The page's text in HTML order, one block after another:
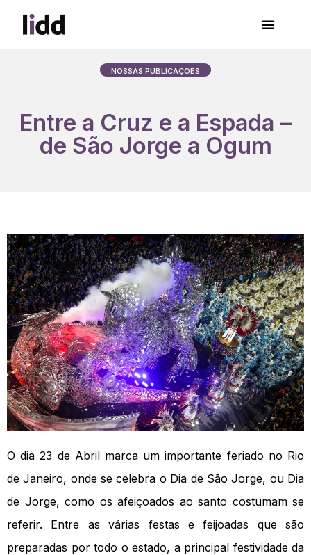
NOSSAS PUBLICAÇÕES
Entre a Cruz e a Espada –
de São Jorge a Ogum
O dia 23 de Abril marca um importante feriado no Rio
de Janeiro, onde se celebra o Dia de São Jorge, ou Dia
de Jorge, como os afeiçoados ao santo costumam se
referir. Entre as várias festas e feijoadas que são
preparadas por todo o estado, a principal festividade da